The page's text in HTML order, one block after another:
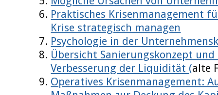
Praktisches Krisenmanagement
Krise strategisch managen
Psychologie in der
Übersicht Sanierungskonzept
Verbesserung der Liquidität (alte
Operatives Krisenmanagement: